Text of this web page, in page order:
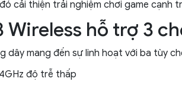
cải thiện trải nghiệm chơi game cạnh
Wireless hỗ trợ 3
dây mang đến sự linh hoạt với ba tùy
độ trễ thấp